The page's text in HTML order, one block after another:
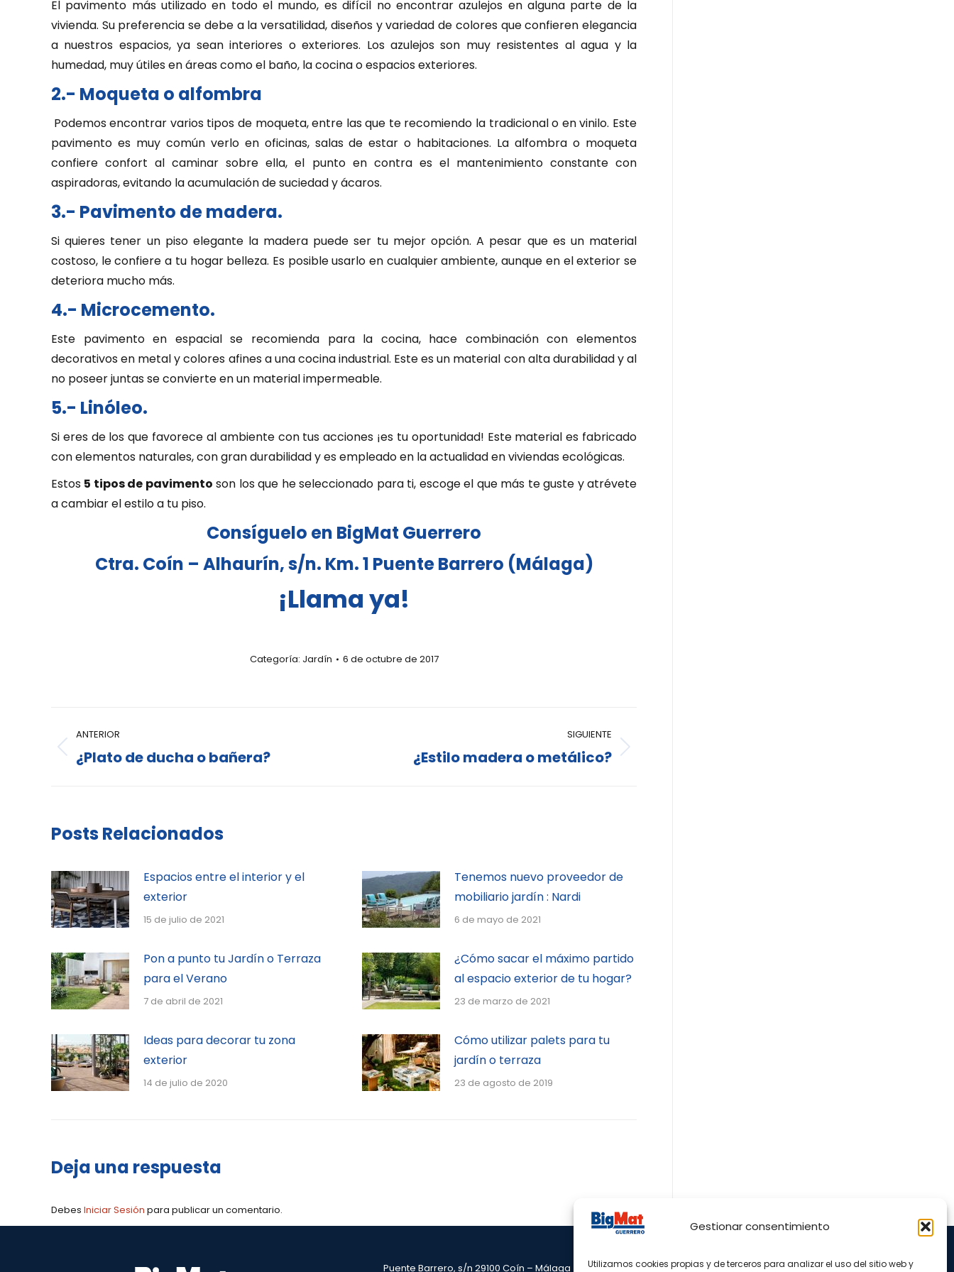
Gestionar consentimiento
Utilizamos cookies propias y de terceros para analizar el uso del sitio web y
El pavimento más utilizado en todo el mundo, es difícil no encontrar azulejos en alguna parte de la
vivienda. Su preferencia se debe a la versatilidad, diseños y variedad de colores que confieren elegancia
a nuestros espacios, ya sean interiores o exteriores. Los azulejos son muy resistentes al agua y la
humedad, muy útiles en áreas como el baño, la cocina o espacios exteriores.
2.- Moqueta o alfombra
Podemos encontrar varios tipos de moqueta, entre las que te recomiendo la tradicional o en vinilo. Este
pavimento es muy común verlo en oficinas, salas de estar o habitaciones. La alfombra o moqueta
confiere confort al caminar sobre ella, el punto en contra es el mantenimiento constante con
aspiradoras, evitando la acumulación de suciedad y ácaros.
3.- Pavimento de madera.
Si quieres tener un piso elegante la madera puede ser tu mejor opción. A pesar que es un material
costoso, le confiere a tu hogar belleza. Es posible usarlo en cualquier ambiente, aunque en el exterior se
deteriora mucho más.
4.- Microcemento.
Este pavimento en espacial se recomienda para la cocina, hace combinación con elementos
decorativos en metal y colores afines a una cocina industrial. Este es un material con alta durabilidad y al
no poseer juntas se convierte en un material impermeable.
5.- Linóleo.
Si eres de los que favorece al ambiente con tus acciones ¡es tu oportunidad! Este material es fabricado
con elementos naturales, con gran durabilidad y es empleado en la actualidad en viviendas ecológicas.
Estos 5 tipos de pavimento son los que he seleccionado para ti, escoge el que más te guste y atrévete
a cambiar el estilo a tu piso.
Consíguelo en BigMat Guerrero
Ctra. Coín – Alhaurín, s/n. Km. 1 Puente Barrero (Málaga)
¡Llama ya!
Categoría: Jardín 6 de octubre de 2017
ANTERIOR
¿Plato de ducha o bañera?
SIGUIENTE
¿Estilo madera o metálico?
Posts Relacionados
Espacios entre el interior y el
exterior
15 de julio de 2021
Tenemos nuevo proveedor de
mobiliario jardín : Nardi
6 de mayo de 2021
Pon a punto tu Jardín o Terraza
para el Verano
7 de abril de 2021
¿Cómo sacar el máximo partido
al espacio exterior de tu hogar?
23 de marzo de 2021
Ideas para decorar tu zona
exterior
14 de julio de 2020
Cómo utilizar palets para tu
jardín o terraza
23 de agosto de 2019
Deja una respuesta
Debes Iniciar Sesión para publicar un comentario.
Puente Barrero, s/n 29100 Coín – Málaga